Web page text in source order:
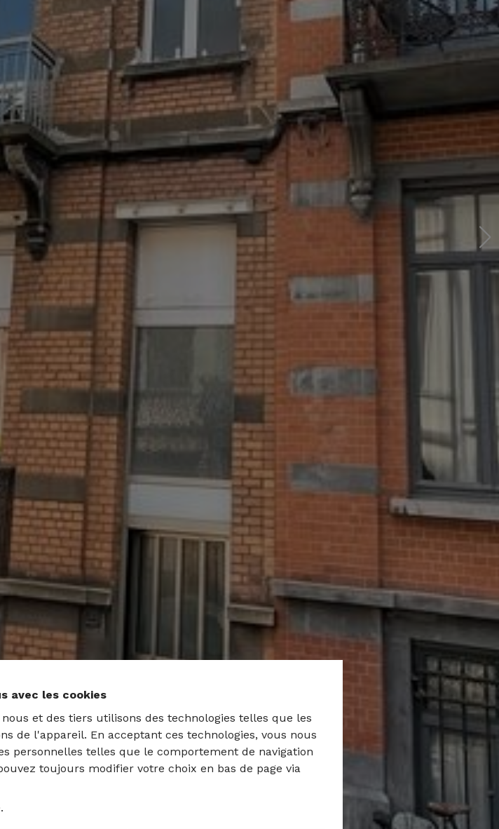
avec les cookies
et des tiers utilisons des technologies telles que les
de l'appareil. En acceptant ces technologies, vous nous
personnelles telles que le comportement de navigation
toujours modifier votre choix en bas de page via
.